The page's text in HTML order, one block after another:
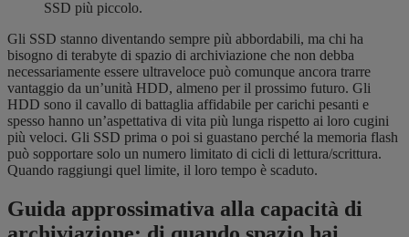
SSD più piccolo.
Gli SSD stanno diventando sempre più abbordabili, ma chi ha
bisogno di terabyte di spazio di archiviazione che non debba
necessariamente essere ultraveloce può comunque ancora trarre
vantaggio da un’unità HDD, almeno per il prossimo futuro. Gli
HDD sono il cavallo di battaglia affidabile per carichi pesanti e
spesso hanno un’aspettativa di vita più lunga rispetto ai loro cugini
più veloci. Gli SSD prima o poi si guastano perché la memoria flash
può sopportare solo un numero limitato di cicli di lettura/scrittura.
Quando raggiungi quel limite, il loro tempo è scaduto.
Guida approssimativa alla capacità di